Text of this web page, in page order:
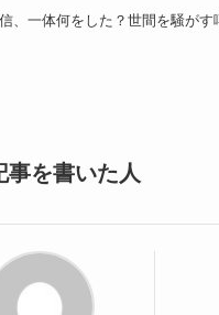
、一体何をした？世間を騒がす
事を書いた人